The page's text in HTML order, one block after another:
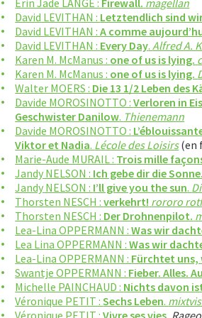
David LEVITHAN : Letztendlich sind
David LEVITHAN :A comme
David LEVITHAN : Every Day. Alfred A.
Karen M. McManus : one of us is lying.
Karen M. McManus : one of us is lying.
Walter MOERS : Die 13 1/2 Leben des
Davide MOROSINOTTO :Verloren in
Geschwister Danilow. Thienemann
Davide MOROSINOTTO :
Viktor et Nadia. Lécole des Loisirs(en
Marie-Aude MURAIL : Trois mille
Jandy NELSON : Ich gebe dir die Sonne.
Jandy NELSON : I’ll give you the sun.
Thorsten NESCH :verkehrt! rororo
Thorsten NESCH : Der Drohnenpilot.
Lea-Lina OPPERMANN :Was wir
Lea Lina OPPERMANN :Was wir
Lea-Lina OPPERMANN : Fürchtet uns,
Swantje OPPERMANN : Fieber. Alles.
Michelle PAINCHAUD : Nichts davon
Véronique PETIT :Sechs Leben.
Véronique PETIT :Vivre ses vies.